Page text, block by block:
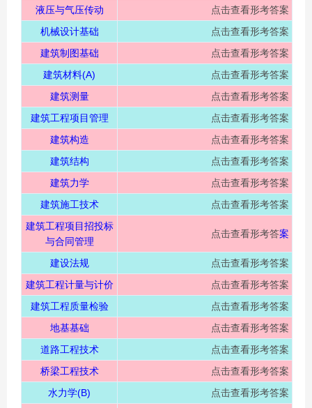
液压与气压传动
点击查看形考答案
机械设计基础
点击查看形考答案
建筑制图基础
点击查看形考答案
建筑材料(A)
点击查看形考答案
建筑测量
点击查看形考答案
建筑工程项目管理
点击查看形考答案
建筑构造
点击查看形考答案
建筑结构
点击查看形考答案
建筑力学
点击查看形考答案
建筑施工技术
点击查看形考答案
建筑工程项目招投标
与合同管理
点击查看形考答案
建设法规
点击查看形考答案
建筑工程计量与计价
点击查看形考答案
建筑工程质量检验
点击查看形考答案
地基基础
点击查看形考答案
道路工程技术
点击查看形考答案
桥梁工程技术
点击查看形考答案
水力学(B)
点击查看形考答案